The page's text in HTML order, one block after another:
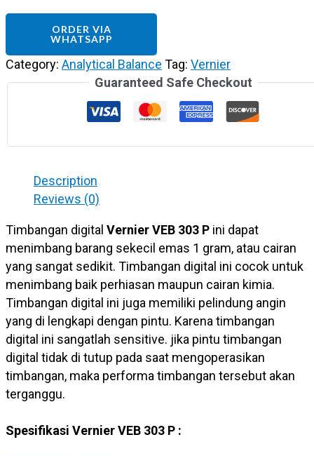
ORDER VIA
WHATSAPP
Category: Analytical Balance Tag: Vernier
Guaranteed Safe Checkout
Description
Reviews (0)
Timbangan digital Vernier VEB 303 P ini dapat
menimbang barang sekecil emas 1 gram, atau cairan
yang sangat sedikit. Timbangan digital ini cocok untuk
menimbang baik perhiasan maupun cairan kimia.
Timbangan digital ini juga memiliki pelindung angin
yang di lengkapi dengan pintu. Karena timbangan
digital ini sangatlah sensitive. jika pintu timbangan
digital tidak di tutup pada saat mengoperasikan
timbangan, maka performa timbangan tersebut akan
terganggu.
Spesifikasi Vernier VEB 303 P :